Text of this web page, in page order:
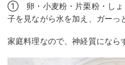
① 卵・小麦粉・片栗粉・しょ
子を見ながら水を加え、ガーっ
家庭料理なので、神経質になら